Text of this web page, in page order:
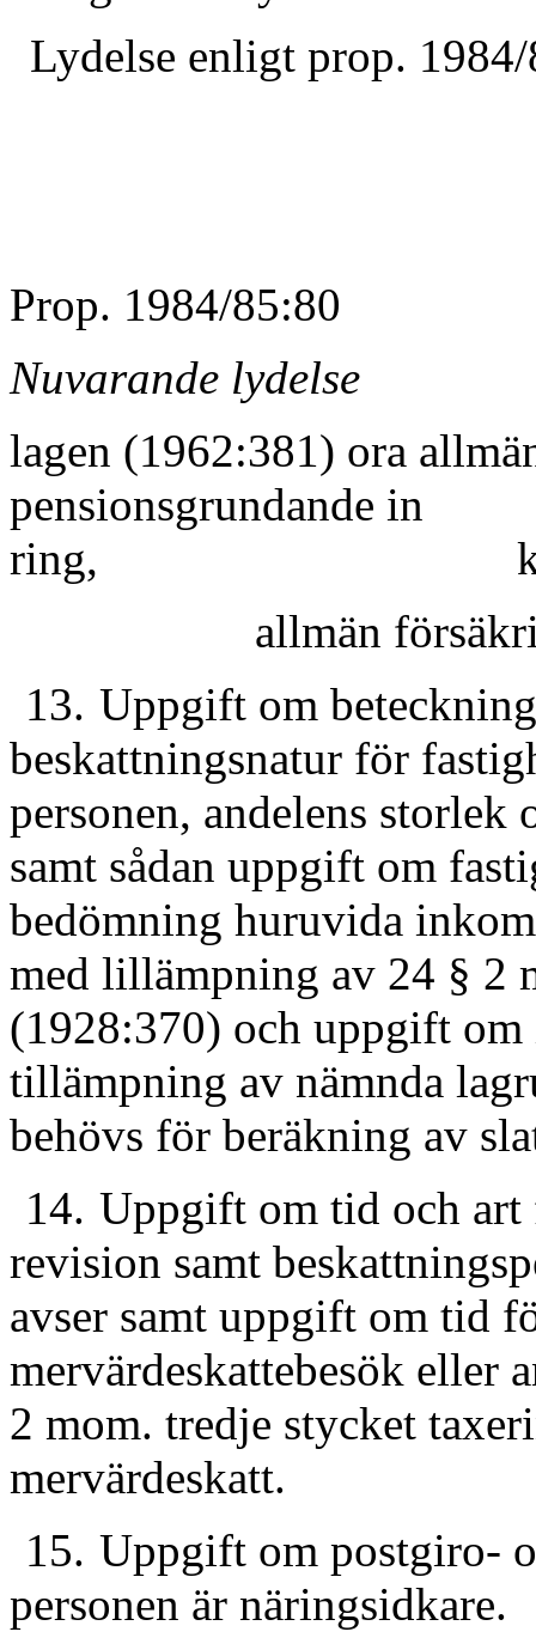
Lydelse enligt prop.
Prop. 1984/85:80
Nuvarande lydelse
lagen (1962:381) ora
pensionsgrundande in­
ring,
allmän
13. Uppgift om
beskattnings­natur för
personen, andelens storlek
samt sådan uppgift om
bedömning huruvida
med lillämpning av 24 § 2
(1928:370) och uppgift om
tillämpning av nämnda
behövs för beräkning av
14. Uppgift om tid och art
revision samt
avser samt uppgift om tid
mervärdeskattebesök eller
2 mom. tredje stycket
mervärdeskatt.
15. Uppgift om postgiro-
personen är närings­idkare.